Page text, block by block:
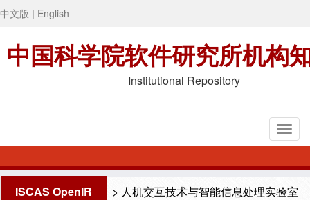
中文版 | English
中国科学院软件研究所机构
Institutional Repository
ISCAS OpenIR > 人机交互技术与智能信息处理实验室